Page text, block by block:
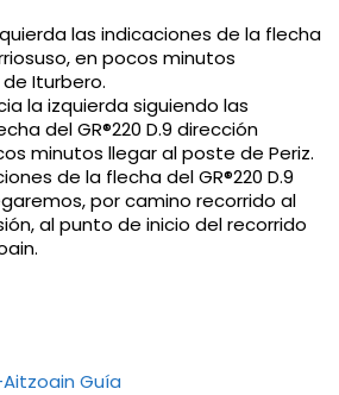
las indicaciones de la flecha
en pocos minutos
Iturbero.
la izquierda siguiendo las
del GR®220 D.9 dirección
minutos llegar al poste de Periz.
de la flecha del GR®220 D.9
por camino recorrido al
al punto de inicio del recorrido
Guía